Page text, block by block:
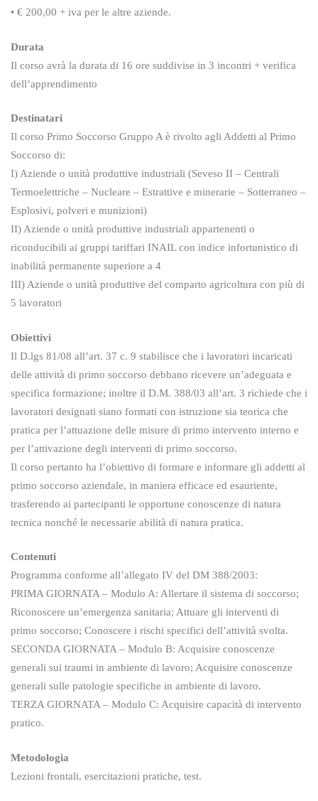
• € 200,00 + iva per le altre aziende.
Durata
Il corso avrà la durata di 16 ore suddivise in 3 incontri + verifica
dell’apprendimento
Destinatari
Il corso Primo Soccorso Gruppo A è rivolto agli Addetti al Primo
Soccorso di:
I) Aziende o unità produttive industriali (Seveso II – Centrali
Termoelettriche – Nucleare – Estrattive e minerarie – Sotterraneo –
Esplosivi, polveri e munizioni)
II) Aziende o unità produttive industriali appartenenti o
riconducibili ai gruppi tariffari INAIL con indice infortunistico di
inabilità permanente superiore a 4
III) Aziende o unità produttive del comparto agricoltura con più di
5 lavoratori
Obiettivi
Il D.lgs 81/08 all’art. 37 c. 9 stabilisce che i lavoratori incaricati
delle attività di primo soccorso debbano ricevere un’adeguata e
specifica formazione; inoltre il D.M. 388/03 all’art. 3 richiede che i
lavoratori designati siano formati con istruzione sia teorica che
pratica per l’attuazione delle misure di primo intervento interno e
per l’attivazione degli interventi di primo soccorso.
Il corso pertanto ha l’obiettivo di formare e informare gli addetti al
primo soccorso aziendale, in maniera efficace ed esauriente,
trasferendo ai partecipanti le opportune conoscenze di natura
tecnica nonché le necessarie abilità di natura pratica.
Contenuti
Programma conforme all’allegato IV del DM 388/2003:
PRIMA GIORNATA – Modulo A: Allertare il sistema di soccorso;
Riconoscere un’emergenza sanitaria; Attuare gli interventi di
primo soccorso; Conoscere i rischi specifici dell’attività svolta.
SECONDA GIORNATA – Modulo B: Acquisire conoscenze
generali sui traumi in ambiente di lavoro; Acquisire conoscenze
generali sulle patologie specifiche in ambiente di lavoro.
TERZA GIORNATA – Modulo C: Acquisire capacità di intervento
pratico.
Metodologia
Lezioni frontali, esercitazioni pratiche, test.